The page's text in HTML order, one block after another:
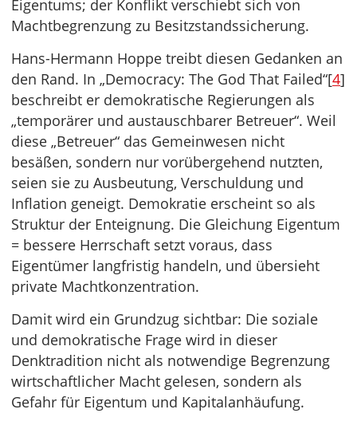
Eigentums; der Konflikt verschiebt sich von
Machtbegrenzung zu Besitzstandssicherung.
Hans-Hermann Hoppe treibt diesen Gedanken an
den Rand. In „Democracy: The God That Failed“[4]
beschreibt er demokratische Regierungen als
„temporärer und austauschbarer Betreuer“. Weil
diese „Betreuer“ das Gemeinwesen nicht
besäßen, sondern nur vorübergehend nutzten,
seien sie zu Ausbeutung, Verschuldung und
Inflation geneigt. Demokratie erscheint so als
Struktur der Enteignung. Die Gleichung Eigentum
= bessere Herrschaft setzt voraus, dass
Eigentümer langfristig handeln, und übersieht
private Machtkonzentration.
Damit wird ein Grundzug sichtbar: Die soziale
und demokratische Frage wird in dieser
Denktradition nicht als notwendige Begrenzung
wirtschaftlicher Macht gelesen, sondern als
Gefahr für Eigentum und Kapitalanhäufung.